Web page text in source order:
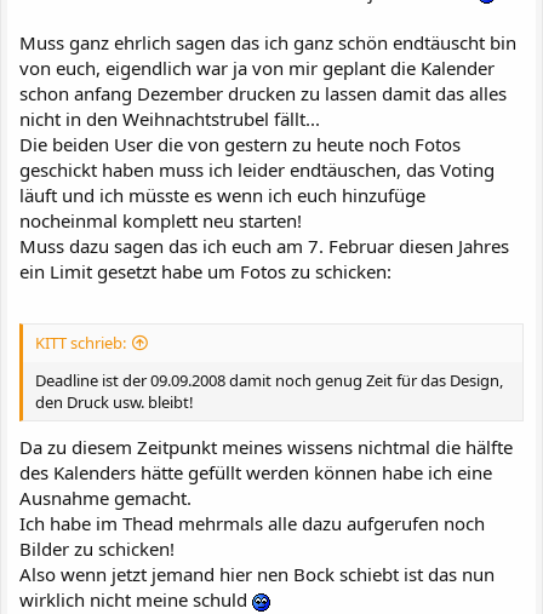
Muss ganz ehrlich sagen das ich ganz schön endtäuscht bin
von euch, eigendlich war ja von mir geplant die Kalender
schon anfang Dezember drucken zu lassen damit das alles
nicht in den Weihnachtstrubel fällt...
Die beiden User die von gestern zu heute noch Fotos
geschickt haben muss ich leider endtäuschen, das Voting
läuft und ich müsste es wenn ich euch hinzufüge
nocheinmal komplett neu starten!
Muss dazu sagen das ich euch am 7. Februar diesen Jahres
ein Limit gesetzt habe um Fotos zu schicken:
KITT schrieb:
Deadline ist der 09.09.2008 damit noch genug Zeit für das Design,
den Druck usw. bleibt!
Da zu diesem Zeitpunkt meines wissens nichtmal die hälfte
des Kalenders hätte gefüllt werden können habe ich eine
Ausnahme gemacht.
Ich habe im Thead mehrmals alle dazu aufgerufen noch
Bilder zu schicken!
Also wenn jetzt jemand hier nen Bock schiebt ist das nun
wirklich nicht meine schuld